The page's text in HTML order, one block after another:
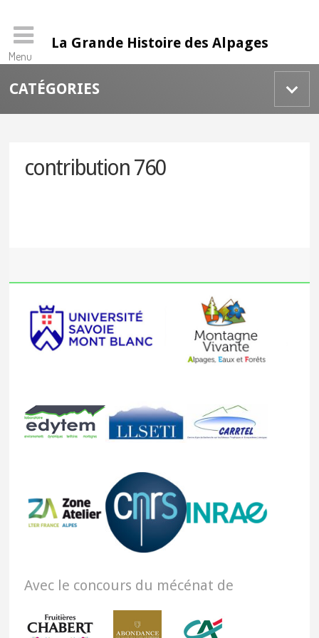
toCATÉGORIES
contribution 760
Avec le concours du mécénat de
Menu
La Grande Histoire des Alpages